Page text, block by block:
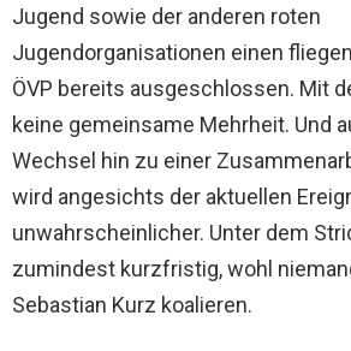
Jugend sowie der anderen roten
Jugendorganisationen einen
ÖVP bereits ausgeschlossen. Mit
keine gemeinsame Mehrheit. Und
Wechsel hin zu einer
wird angesichts der aktuellen
unwahrscheinlicher. Unter dem
zumindest kurzfristig, wohl
Sebastian Kurz koalieren.